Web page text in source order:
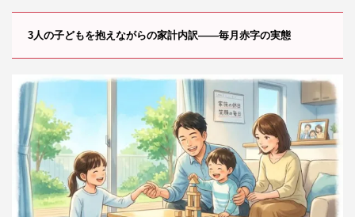
3人の子どもを抱えながらの家計内訳——毎月赤字の実態